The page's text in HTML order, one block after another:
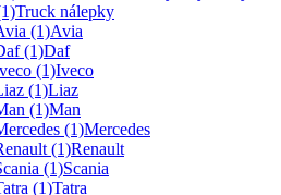
Truck nálepky
Avia
Daf
Iveco
Liaz
Man
Mercedes
Renault
Scania
Tatra